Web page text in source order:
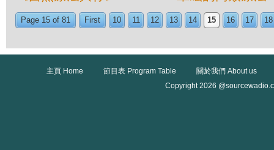
Page 15 of 81 First 10 11 12 13 14 15 16 17 18
主頁 Home 節目表 Program Table
關於我們 About us
Copyright 2026